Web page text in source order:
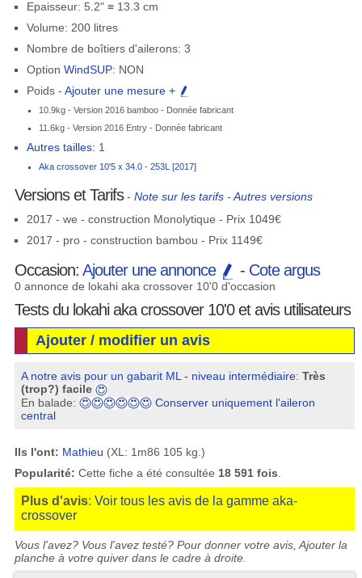
Epaisseur: 5.2" ≡ 13.3 cm
Volume: 200 litres
Nombre de boîtiers d'ailerons: 3
Option WindSUP: NON
Poids - Ajouter une mesure +
10.9kg - Version 2016 bamboo - Donnée fabricant
11.6kg - Version 2016 Entry - Donnée fabricant
Autres tailles: 1
Aka crossover 10'5 x 34.0 - 253L [2017]
Versions et Tarifs- Note sur les tarifs-Autres versions
2017 - we - construction Monolytique - Prix 1049€
2017 - pro - construction bambou - Prix 1149€
Occasion: Ajouter une annonce - Cote argus
0 annonce de lokahi aka crossover 10'0 d'occasion
Tests du lokahi aka crossover 10'0 et avis utilisateurs
Ajouter / modifier un avis
A notre avis pour un gabarit ML - niveau intermédiaire:Très
(trop?) facile
En balade:
Conserver uniquement l'aileron
central
Ils l'ont: Mathieu (XL: 1m86 105 kg.)
Popularité: Cette fiche a été consultée 18 591 fois
Plus d'avis:Voir tous les avis de la gamme aka-
crossover
Vous l'avez? Vous l'avez testé? Pour donner votre avis, Ajouter la
planche à votre quiver dans le cadre à droite.